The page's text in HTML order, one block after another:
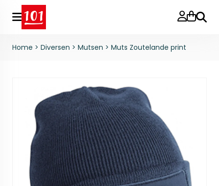
Home > Diversen > Mutsen > Muts Zoutelande print